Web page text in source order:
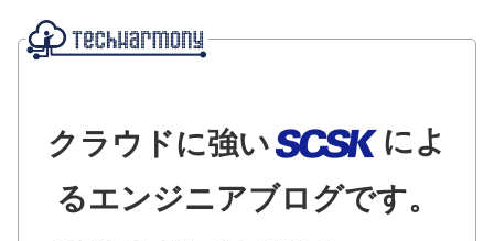
クラウドに強い
によ
るエンジニアブログです。